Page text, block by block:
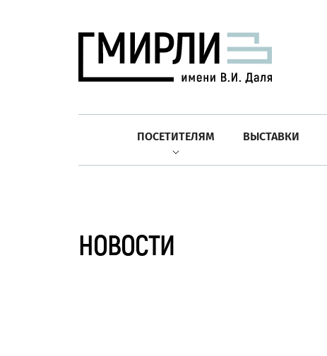
ПОСЕТИТЕЛЯМ ВЫСТАВКИ
НОВОСТИ